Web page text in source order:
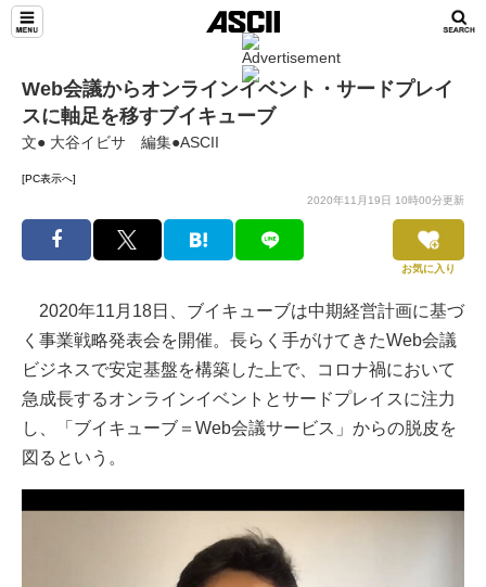
Web会議からオンラインイベント・サードプレイ
スに軸足を移すブイキューブ
文● 大谷イビサ 編集●ASCII
[PC表示へ]
2020年11月19日 10時00分更新
お気に入り
2020年11月18日、ブイキューブは中期経営計画に基づ
く事業戦略発表会を開催。長らく手がけてきたWeb会議
ビジネスで安定基盤を構築した上で、コロナ禍において
急成長するオンラインイベントとサードプレイスに注力
し、「ブイキューブ＝Web会議サービス」からの脱皮を
図るという。